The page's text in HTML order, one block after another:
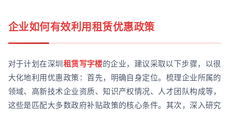
企业如何有效利用租赁优惠政策
对于计划在深圳租赁写字楼的企业，建议采取以下步骤，以很
大化地利用优惠政策：首先，明确自身定位。梳理企业所属的
领域、高新技术企业资质、知识产权情况、人才团队构成等，
这些是匹配大多数政府补贴政策的核心条件。其次，深入研究